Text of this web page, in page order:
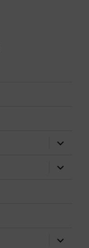
öffnen
öffnen
öffnen